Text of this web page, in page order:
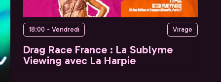
18:00 - Vendredi Virage
Drag Race France : La Sublyme
Viewing avec La Harpie